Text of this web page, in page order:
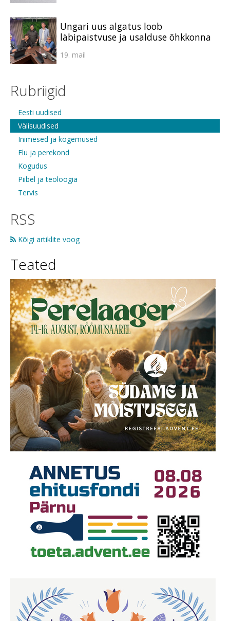
Ungari uus algatus loob
läbipaistvuse ja usalduse õhkkonna
19. mail
Rubriigid
Eesti uudised
Välisuudised
Inimesed ja kogemused
Elu ja perekond
Kogudus
Piibel ja teoloogia
Tervis
RSS
Kõigi artiklite voog
Teated